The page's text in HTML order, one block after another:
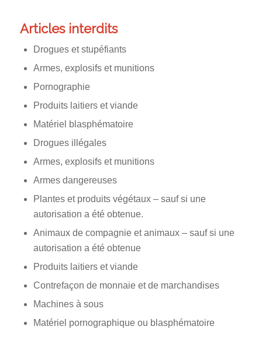
Articles interdits
Drogues et stupéfiants
Armes, explosifs et munitions
Pornographie
Produits laitiers et viande
Matériel blasphématoire
Drogues illégales
Armes, explosifs et munitions
Armes dangereuses
Plantes et produits végétaux – sauf si une
autorisation a été obtenue.
Animaux de compagnie et animaux – sauf si une
autorisation a été obtenue
Produits laitiers et viande
Contrefaçon de monnaie et de marchandises
Machines à sous
Matériel pornographique ou blasphématoire